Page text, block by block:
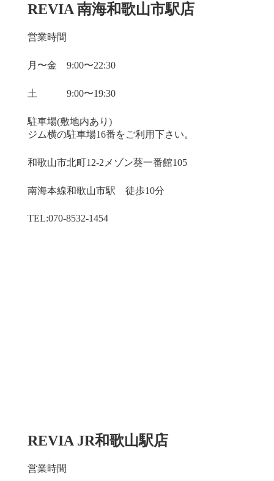
REVIA 南海和歌山市駅店
営業時間
月〜金 9:00〜22:30
土 9:00〜19:30
駐車場(敷地内あり)
ジム横の駐車場16番をご利用下さい。
和歌山市北町12-2メゾン葵一番館105
南海本線​和歌山市駅 徒歩10分
TEL:070-8532-1454
REVIA JR和歌山駅店
営業時間